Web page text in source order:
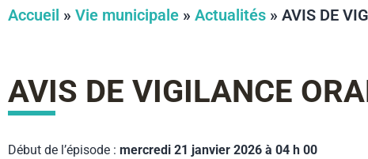
Accueil » Vie municipale » Actualités » AVIS DE
AVIS DE VIGILANCE
Début de l’épisode : mercredi 21 janvier 2026 à 04 h 00